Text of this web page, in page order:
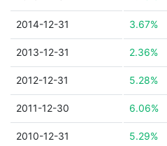
2014-12-31 3.67%
2013-12-31 2.36%
2012-12-31 5.28%
2011-12-30 6.06%
2010-12-31 5.29%